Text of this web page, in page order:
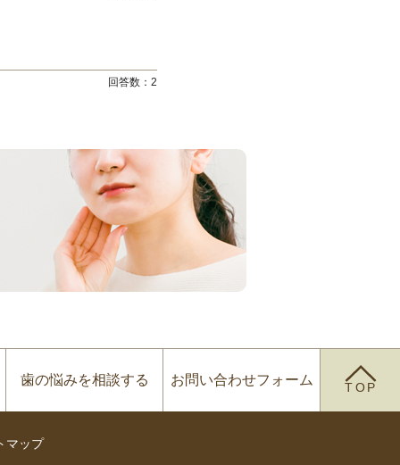
回答数： 2
TOP
歯の悩みを相談する お問い合わせフォーム
マップ